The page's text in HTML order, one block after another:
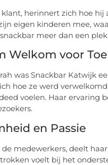
klant, herinnert zich hoe
eigen kinderen mee,
meer dan een
Welkom voor
was Snackbar Katwijk
hoe ze werd
voelen. Haar ervaring
en Passie
de medewerkers, deelt
voelt bij het